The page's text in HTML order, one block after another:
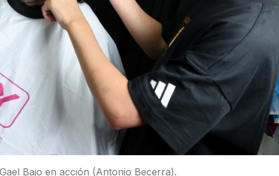
Bajo en acción (Antonio Becerra).